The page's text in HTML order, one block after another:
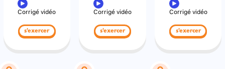
Corrigé vidéo
s'exercer
Corrigé vidéo
s'exercer
Corrigé vidéo
s'exercer